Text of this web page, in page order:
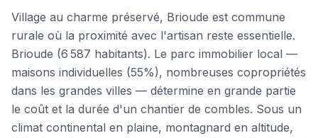
Village au charme préservé, Brioude est commune
rurale où la proximité avec l'artisan reste essentielle.
Brioude (6 587 habitants). Le parc immobilier local —
maisons individuelles (55%), nombreuses copropriétés
dans les grandes villes — détermine en grande partie
le coût et la durée d'un chantier de combles. Sous un
climat continental en plaine, montagnard en altitude,